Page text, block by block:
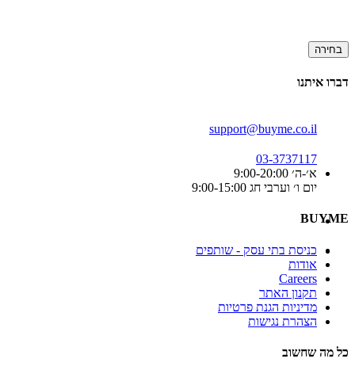
בחירה
דברו איתנו
support@buyme.co.il
03-3737117
א׳-ה׳ 9:00-20:00
יום ו׳ וערבי חג 9:00-15:00
BUYME
כניסת בתי עסק - שותפים
אודות
Careers
תקנון האתר
מדיניות הגנת פרטיות
הצהרת נגישות
כל מה שחשוב